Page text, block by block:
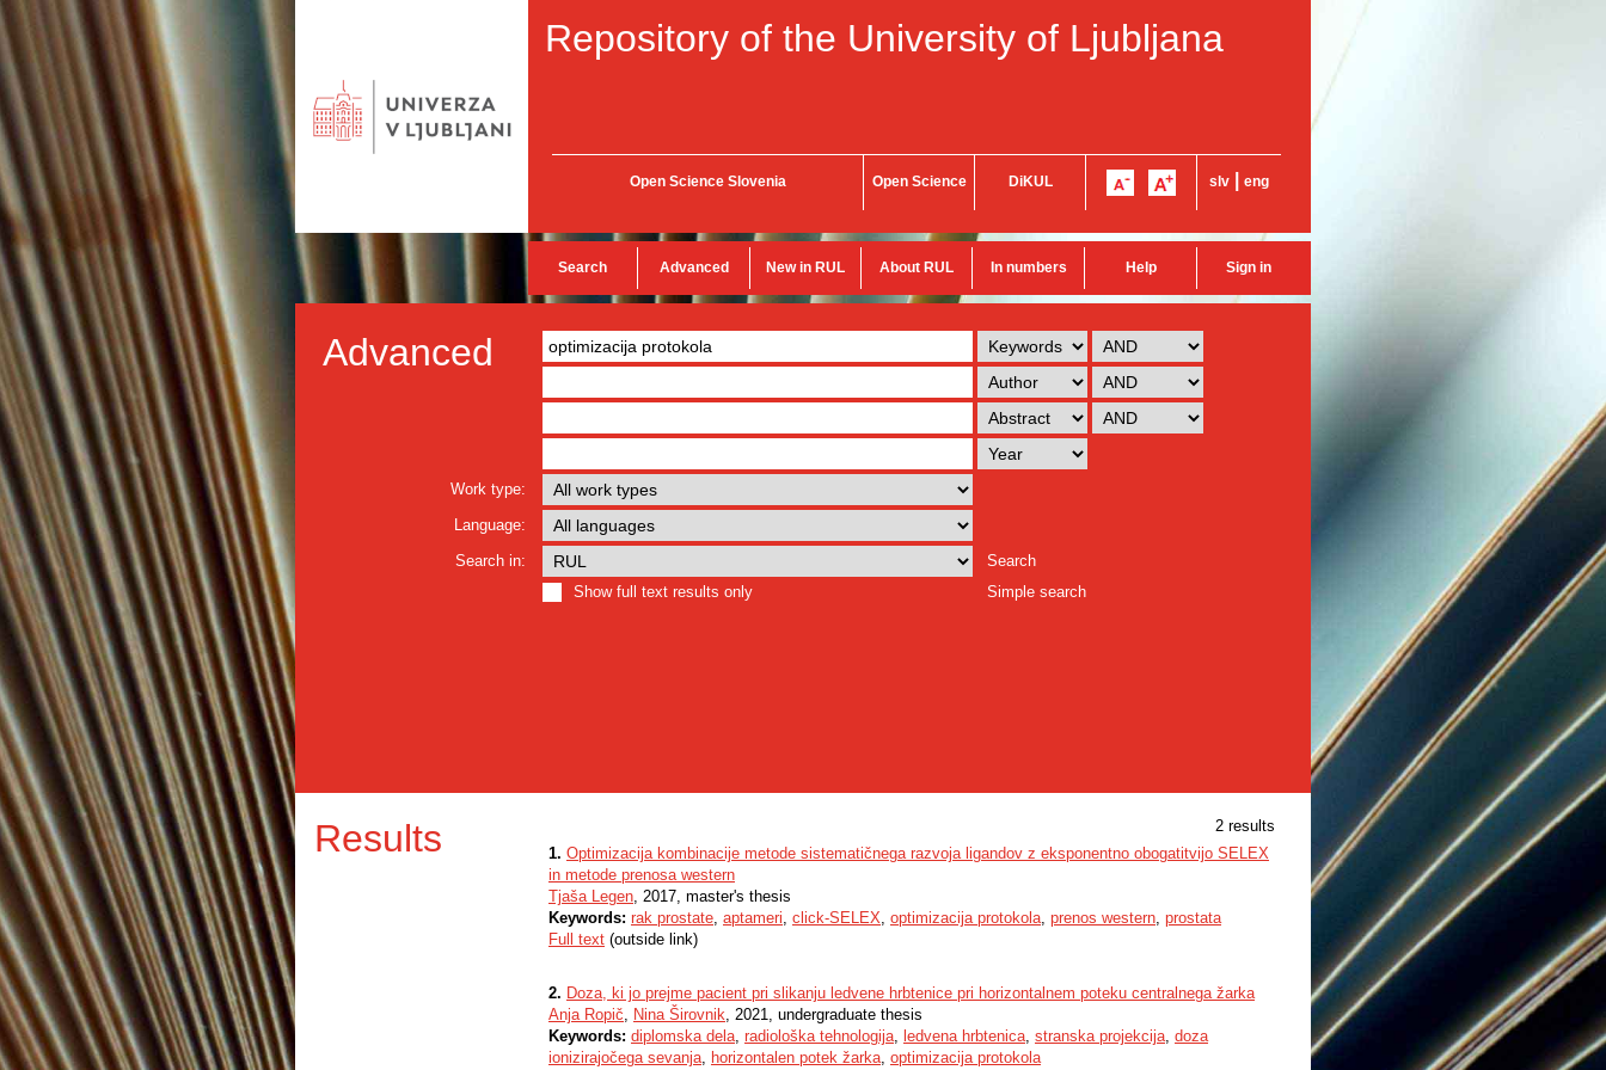
Repository of the University of Ljubljana
Open Science Slovenia Open Science DiKUL slv eng
Search Advanced New in RUL About RUL In numbers Help Sign in
Advanced
Work type:
Language:
Search in:
Search
Show full text results only
Simple search
Results
2 results
1. Optimizacija kombinacije metode sistematičnega razvoja ligandov z eksponentno obogatitvijo SELEX
in metode prenosa western
Tjaša Legen, 2017, master's thesis
Keywords: rak prostate, aptameri, click-SELEX, optimizacija protokola, prenos western, prostata
Full text (outside link)
2. Doza, ki jo prejme pacient pri slikanju ledvene hrbtenice pri horizontalnem poteku centralnega žarka
Anja Ropič, Nina Širovnik, 2021, undergraduate thesis
Keywords: diplomska dela, radiološka tehnologija, ledvena hrbtenica, stranska projekcija, doza
ionizirajočega sevanja, horizontalen potek žarka, optimizacija protokola